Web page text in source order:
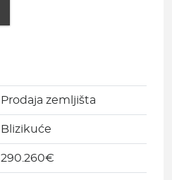
Prodaja zemljišta
Blizikuće
290.260€